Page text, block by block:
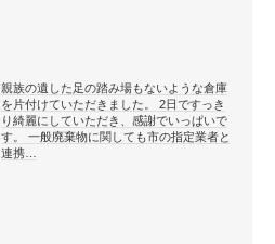
親族の遺した足の踏み場もないような倉庫
を片付けていただきました。 2日ですっき
り綺麗にしていただき、感謝でいっぱいで
す。 一般廃棄物に関しても市の指定業者と
連携…